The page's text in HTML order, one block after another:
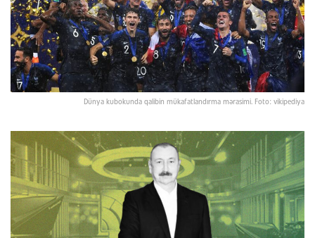
Dünya kubokunda qalibin mükafatlandırma mərasimi. Foto: vikipediya